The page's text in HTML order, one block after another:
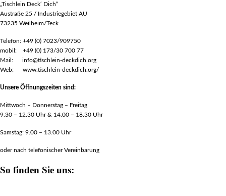
„Tischlein Deck‘ Dich“
Austraße 25 / Industriegebiet AU
73235 Weilheim/Teck
Telefon: +49 (0) 7023/909750
mobil: +49 (0) 173/30 700 77
Mail: info@tischlein-deckdich.org
Web: www.tischlein-deckdich.org/
Unsere Öffnungszeiten sind:
Mittwoch – Donnerstag – Freitag
9.30 – 12.30 Uhr & 14.00 – 18.30 Uhr
Samstag: 9.00 – 13.00 Uhr
oder nach telefonischer Vereinbarung
So finden Sie uns: